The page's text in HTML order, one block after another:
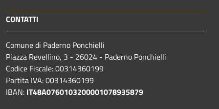
CONTATTI
Comune di Paderno Ponchielli
Piazza Revellino, 3 - 26024 - Paderno Ponchielli
Codice Fiscale: 00314360199
Partita IVA: 00314360199
IBAN: IT48A0760103200001078935879